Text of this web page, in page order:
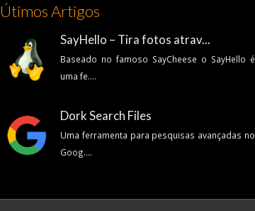
Útimos Artigos
SayHello – Tira fotos atrav...
Baseado no famoso SayCheese o SayHello é
uma fe....
Dork Search Files
Uma ferramenta para pesquisas avançadas no
Goog....